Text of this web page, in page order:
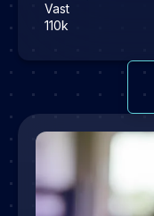
Vast
110k